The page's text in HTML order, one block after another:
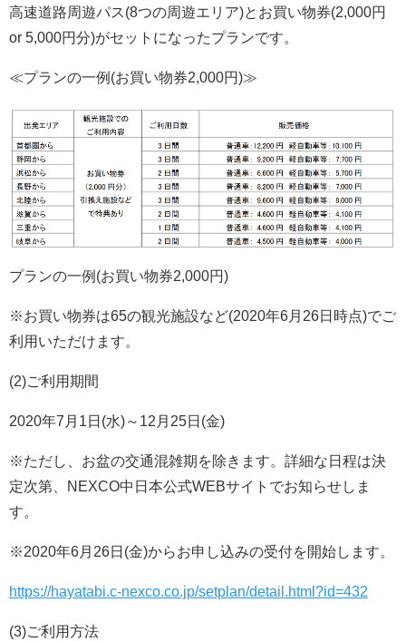
高速道路周遊パス(8つの周遊エリア)とお買い物券(2,000円
or 5,000円分)がセットになったプランです。
≪プランの一例(お買い物券2,000円)≫
プランの一例(お買い物券2,000円)
※お買い物券は65の観光施設など(2020年6月26日時点)でご
利用いただけます。
(2)ご利用期間
2020年7月1日(水)～12月25日(金)
※ただし、お盆の交通混雑期を除きます。詳細な日程は決
定次第、NEXCO中日本公式WEBサイトでお知らせしま
す。
※2020年6月26日(金)からお申し込みの受付を開始します。
https://hayatabi.c-nexco.co.jp/setplan/detail.html?id=432
(3)ご利用方法